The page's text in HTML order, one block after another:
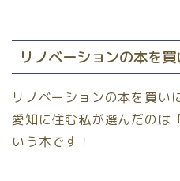
リノベーションの本を
リノベーションの本を買い
愛知に住む私が選んだのは
いう本です！